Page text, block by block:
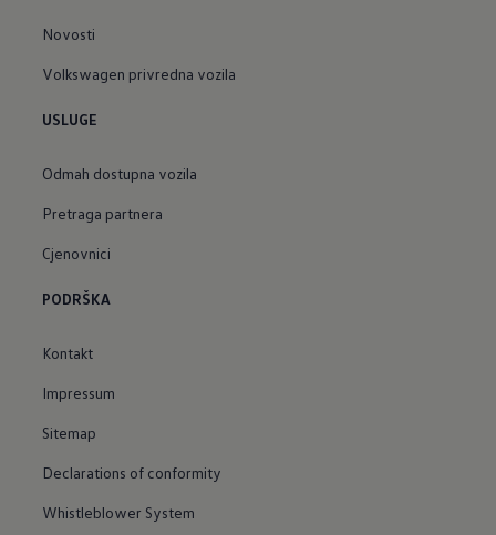
Novosti
Volkswagen privredna vozila
USLUGE
Odmah dostupna vozila
Pretraga partnera
Cjenovnici
PODRŠKA
Kontakt
Impressum
Sitemap
Declarations of conformity
Whistleblower System